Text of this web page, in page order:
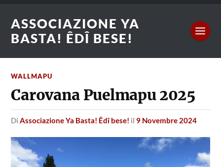
ASSOCIAZIONE YA
BASTA! ÊDÎ BESE!
WALLMAPU
Carovana Puelmapu 2025
diAssociazione Ya Basta! Êdî bese! il 9 Novembre 2024